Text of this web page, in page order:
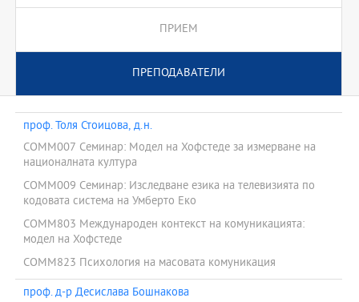
ПРИЕМ
ПРЕПОДАВАТЕЛИ
проф. Толя Стоицова, д.н.
COMM007 Семинар: Модел на Хофстеде за измерване на
националната култура
COMM009 Семинар: Изследване езика на телевизията по
кодовата система на Умберто Еко
COMM803 Международен контекст на комуникацията:
модел на Хофстеде
COMM823 Психология на масовата комуникация
проф. д-р Десислава Бошнакова